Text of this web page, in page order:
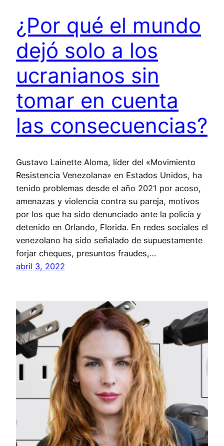
¿Por qué el mundo
dejó solo a los
ucranianos sin
tomar en cuenta
las consecuencias?
Gustavo Lainette Aloma, líder del «Movimiento
Resistencia Venezolana» en Estados Unidos, ha
tenido problemas desde el año 2021 por acoso,
amenazas y violencia contra su pareja, motivos
por los que ha sido denunciado ante la policía y
detenido en Orlando, Florida. En redes sociales el
venezolano ha sido señalado de supuestamente
forjar cheques, presuntos fraudes,…
abril 3, 2022